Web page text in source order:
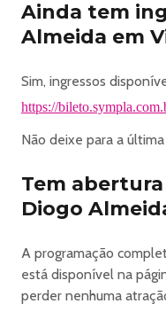
Ainda tem
Almeida em
Sim, ingressos
https://
Não deixe para a última
Tem
Diogo
A programação
está disponível na
perder nenhuma